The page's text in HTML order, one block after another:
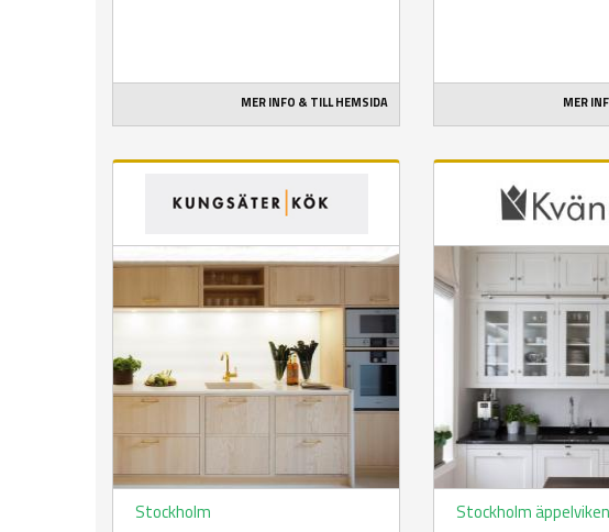
MER INFO & TILL HEMSIDA MER
Stockholm Stockholm äppelviken